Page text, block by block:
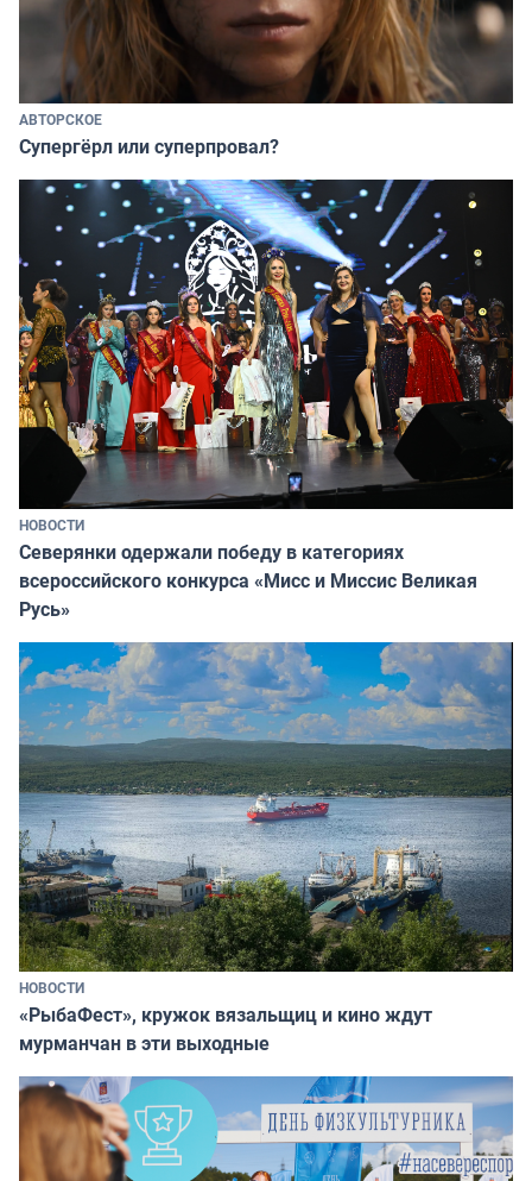
АВТОРСКОЕ
Супергёрл или суперпровал?
НОВОСТИ
Северянки одержали победу в категориях
всероссийского конкурса «Мисс и Миссис Великая
Русь»
НОВОСТИ
«РыбаФест», кружок вязальщиц и кино ждут
мурманчан в эти выходные